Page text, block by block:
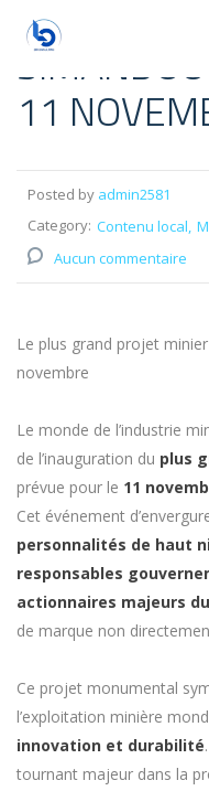
11
Posted by admin2581
Category: Contenu local
Aucun commentaire
Le plus grand projet
novembre
Le monde de l’industrie
de l’inauguration du plus
prévue pour le 11
Cet événement
personnalités de haut
responsables
actionnaires majeurs
de marque non
Ce projet monumental
l’exploitation minière
innovation et durabilité
tournant majeur dans la